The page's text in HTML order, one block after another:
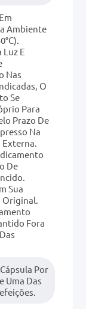
Ambiente
E
Nas
O
Se
Para
Prazo De
Na
Externa.
De
Sua
Original.
Fora
Por
Uma Das